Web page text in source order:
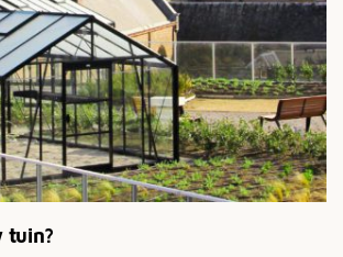
tuin?